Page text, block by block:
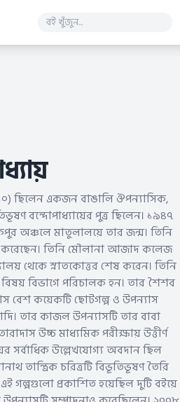
ছিলেন একজন বাঙালি ঔপন্যাসিক,
বন্দোপাধ্যায়ের পুত্র ছিলেন। ১৯৪৭
অঞ্চলে মাতুলালয়ে তার জন্ম। তিনি
করেছেন। তিনি মৌলানা আজাদ কলেজ
থেকে স্নাতকোত্তর শেষ করেন। তিনি
বিভাগে পরিচালক হন। তার শৈশব
বেশ কয়েকটি ছোটগল্প ও উপন্যাস
তার কাজল উপন্যাসটি তার বাবা
উচ্চ মাধ্যমিক পরীক্ষায় উত্তীর্ণ
সর্বাধিক উল্লেখযোগ্য অবদান ছিল
তান্ত্রিক চরিত্রটি বিভূতিভূষণ তৈরি
গল্পগুলো প্রকাশিত হয়েছিল দুটি বইয়ে